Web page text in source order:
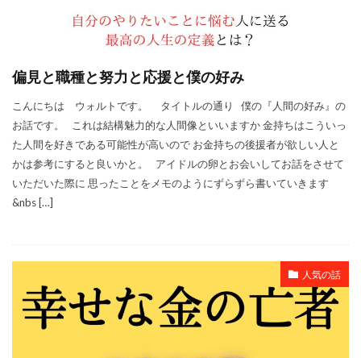
偏見と職種と努力と応援と僕の好み
こんにちは ウォルトです。 タイトルの通り 僕の『人間の好み』の
お話です。 これは結構魅力的な人間像といいますか 金持ちはこういっ
た人間を好きである可能性が高いので お金持ちの後援者が欲しい人と
かは参考にすると良いかと。 アイドルの卵とお会いしてお話をさせて
いただいた際に 思ったことをメモのようにずらずら書いていきます
&nbs […]
人気の話